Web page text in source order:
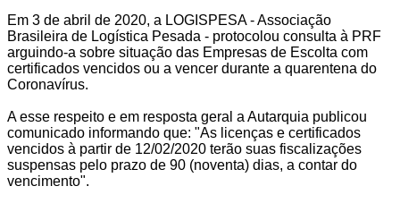
Em 3 de abril de 2020, a LOGISPESA - Associação
Brasileira de Logística Pesada - protocolou consulta à PRF
arguindo-a sobre situação das Empresas de Escolta com
certificados vencidos ou a vencer durante a quarentena do
Coronavírus.
A esse respeito e em resposta geral a Autarquia publicou
comunicado informando que: "As licenças e certificados
vencidos à partir de 12/02/2020 terão suas fiscalizações
suspensas pelo prazo de 90 (noventa) dias, a contar do
vencimento".